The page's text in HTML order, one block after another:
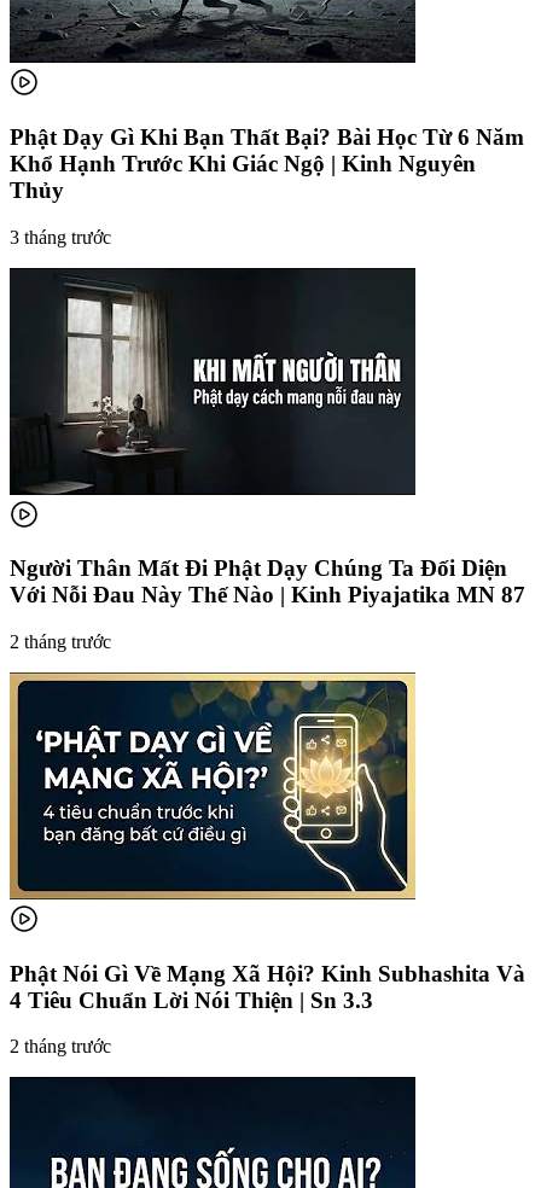
Phật Dạy Gì Khi Bạn Thất Bại? Bài Học Từ 6 Năm
Khổ Hạnh Trước Khi Giác Ngộ | Kinh Nguyên
Thủy
3 tháng trước
Người Thân Mất Đi Phật Dạy Chúng Ta Đối Diện
Với Nỗi Đau Này Thế Nào | Kinh Piyajatika MN 87
2 tháng trước
Phật Nói Gì Về Mạng Xã Hội? Kinh Subhashita Và
4 Tiêu Chuẩn Lời Nói Thiện | Sn 3.3
2 tháng trước